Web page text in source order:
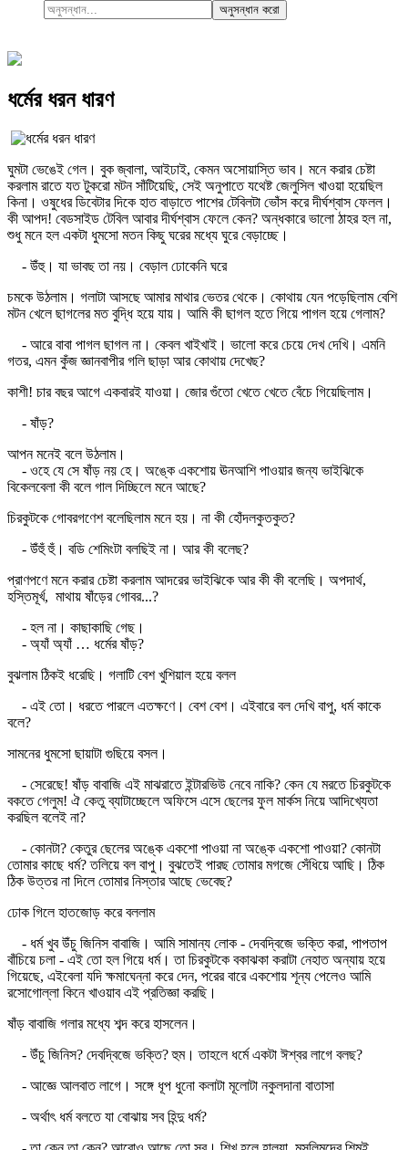
অনুসন্ধান করো
ধর্মের ধরন ধারণ
ঘুমটা ভেঙেই গেল। বুক জ্বালা, আইঢাই, কেমন অসোয়াস্তি ভাব। মনে করার চেষ্টা
করলাম রাতে যত টুকরো মটন সাঁটিয়েছি, সেই অনুপাতে যথেষ্ট জেলুসিল খাওয়া হয়েছিল
কিনা। ওষুধের ডিবেটার দিকে হাত বাড়াতে পাশের টেবিলটা ভোঁস করে দীর্ঘশ্বাস ফেলল।
কী আপদ! বেডসাইড টেবিল আবার দীর্ঘশ্বাস ফেলে কেন? অন্ধকারে ভালো ঠাহর হল না,
শুধু মনে হল একটা ধুমসো মতন কিছু ঘরের মধ্যে ঘুরে বেড়াচ্ছে।
- উঁহু। যা ভাবছ তা নয়। বেড়াল ঢোকেনি ঘরে
চমকে উঠলাম। গলাটা আসছে আমার মাথার ভেতর থেকে। কোথায় যেন পড়েছিলাম বেশি
মটন খেলে ছাগলের মত বুদ্ধি হয়ে যায়। আমি কী ছাগল হতে গিয়ে পাগল হয়ে গেলাম?
- আরে বাবা পাগল ছাগল না। কেবল খাইখাই। ভালো করে চেয়ে দেখ দেখি। এমনি
গতর, এমন কুঁজ জ্ঞানবাপীর গলি ছাড়া আর কোথায় দেখেছ?
কাশী! চার বছর আগে একবারই যাওয়া। জোর গুঁতো খেতে খেতে বেঁচে গিয়েছিলাম।
- ষাঁড়?
আপন মনেই বলে উঠলাম।
- ওহে যে সে ষাঁড় নয় হে। অঙ্কে একশোয় ঊনআশি পাওয়ার জন্য ভাইঝিকে
বিকেলবেলা কী বলে গাল দিচ্ছিলে মনে আছে?
চিরকুটকে গোবরগণেশ বলেছিলাম মনে হয়। না কী হোঁদলকুতকুত?
- উঁহুঁ হুঁ। বডি শেমিংটা বলছিই না। আর কী বলেছ?
প্রাণপণে মনে করার চেষ্টা করলাম আদরের ভাইঝিকে আর কী কী বলেছি। অপদার্থ,
হস্তিমূর্খ, মাথায় ষাঁড়ের গোবর...?
- হল না। কাছাকাছি গেছ।
- অ্যাঁ অ্যাঁ … ধর্মের ষাঁড়?
বুঝলাম ঠিকই ধরেছি। গলাটি বেশ খুশিয়াল হয়ে বলল
- এই তো। ধরতে পারলে এতক্ষণে। বেশ বেশ। এইবারে বল দেখি বাপু, ধর্ম কাকে
বলে?
সামনের ধুমসো ছায়াটা গুছিয়ে বসল।
- সেরেছে! ষাঁড় বাবাজি এই মাঝরাতে ইন্টারভিউ নেবে নাকি? কেন যে মরতে চিরকুটকে
বকতে গেলুম! ঐ কেতু ব্যাটাচ্ছেলে অফিসে এসে ছেলের ফুল মার্কস নিয়ে আদিখ্যেতা
করছিল বলেই না?
- কোনটা? কেতুর ছেলের অঙ্কে একশো পাওয়া না অঙ্কে একশো পাওয়া? কোনটা
তোমার কাছে ধর্ম? তলিয়ে বল বাপু। বুঝতেই পারছ তোমার মগজে সেঁধিয়ে আছি। ঠিক
ঠিক উত্তর না দিলে তোমার নিস্তার আছে ভেবেছ?
ঢোক গিলে হাতজোড় করে বললাম
- ধর্ম খুব উঁচু জিনিস বাবাজি। আমি সামান্য লোক - দেবদ্বিজে ভক্তি করা, পাপতাপ
বাঁচিয়ে চলা - এই তো হল গিয়ে ধর্ম। তা চিরকুটকে বকাঝকা করাটা নেহাত অন্যায় হয়ে
গিয়েছে, এইবেলা যদি ক্ষমাঘেন্না করে দেন, পরের বারে একশোয় শূন্য পেলেও আমি
রসোগোল্লা কিনে খাওয়াব এই প্রতিজ্ঞা করছি।
ষাঁড় বাবাজি গলার মধ্যে শব্দ করে হাসলেন।
- উঁচু জিনিস? দেবদ্বিজে ভক্তি? হুম। তাহলে ধর্মে একটা ঈশ্বর লাগে বলছ?
- আজ্ঞে আলবাত লাগে। সঙ্গে ধূপ ধুনো কলাটা মূলোটা নকুলদানা বাতাসা
- অর্থাৎ ধর্ম বলতে যা বোঝায় সব হিন্দু ধর্ম?